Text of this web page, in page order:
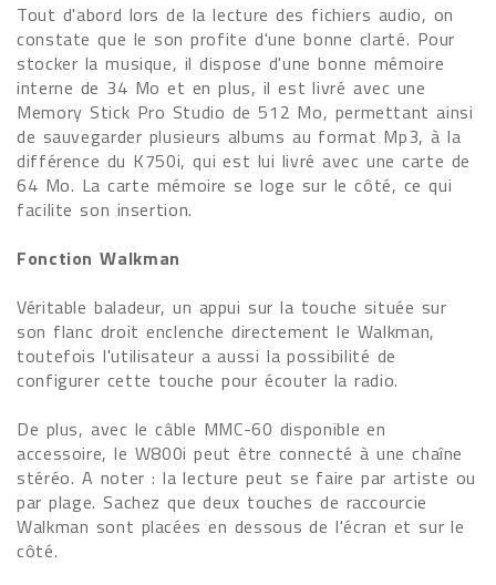
Tout d'abord lors de la lecture des fichiers audio, on
constate que le son profite d'une bonne clarté. Pour
stocker la musique, il dispose d'une bonne mémoire
interne de 34 Mo et en plus, il est livré avec une
Memory Stick Pro Studio de 512 Mo, permettant ainsi
de sauvegarder plusieurs albums au format Mp3, à la
différence du K750i, qui est lui livré avec une carte de
64 Mo. La carte mémoire se loge sur le côté, ce qui
facilite son insertion.
Fonction Walkman
Véritable baladeur, un appui sur la touche située sur
son flanc droit enclenche directement le Walkman,
toutefois l'utilisateur a aussi la possibilité de
configurer cette touche pour écouter la radio.
De plus, avec le câble MMC-60 disponible en
accessoire, le W800i peut être connecté à une chaîne
stéréo. A noter : la lecture peut se faire par artiste ou
par plage. Sachez que deux touches de raccourcie
Walkman sont placées en dessous de l'écran et sur le
côté.